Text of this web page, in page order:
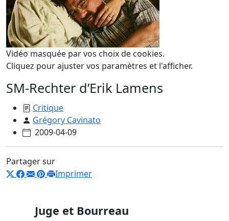
Vidéo masquée par vos choix de cookies.
Cliquez pour ajuster vos paramètres et l'afficher.
SM-Rechter d’Erik Lamens
Critique
Grégory Cavinato
2009-04-09
Partager sur
Imprimer
Juge et Bourreau